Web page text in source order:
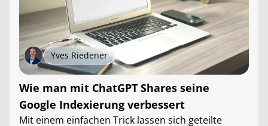
Yves Riedener
Wie man mit ChatGPT Shares seine
Google Indexierung verbessert
Mit einem einfachen Trick lassen sich geteilte